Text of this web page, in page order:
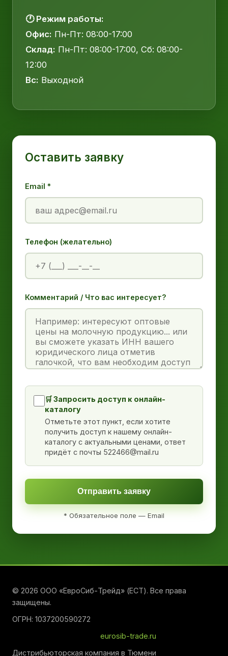
🕐 Режим работы:
Офис: Пн-Пт: 08:00-17:00
Склад: Пн-Пт: 08:00-17:00, Сб: 08:00-
12:00
Вс: Выходной
Оставить заявку
Email *
Телефон (желательно)
Комментарий / Что вас интересует?
🛒 Запросить доступ к онлайн-
каталогу
Отметьте этот пункт, если хотите
получить доступ к нашему онлайн-
каталогу с актуальными ценами, ответ
придёт с почты 522466@mail.ru
Отправить заявку
* Обязательное поле — Email
© 2026 ООО «ЕвроСиб-Трейд» (ЕСТ). Все права
защищены.
ОГРН: 1037200590272
eurosib-trade.ru
Дистрибьюторская компания в Тюмени